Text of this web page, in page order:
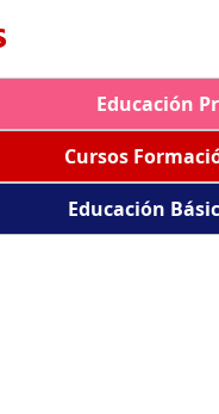
Educación
Cursos
Educación